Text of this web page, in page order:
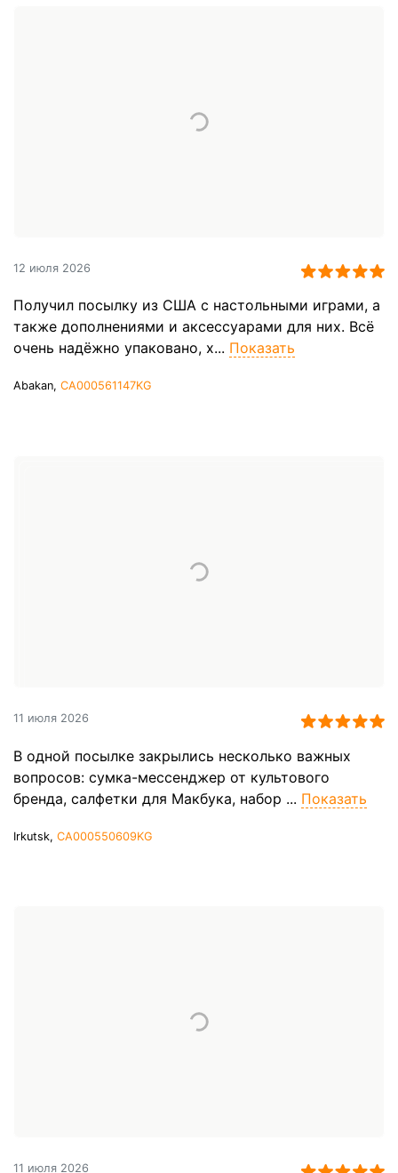
12 июля 2026
Получил посылку из США с настольными играми, а
также дополнениями и аксессуарами для них. Всё
очень надёжно упаковано, х... Показать
Abakan, CA000561147KG
11 июля 2026
В одной посылке закрылись несколько важных
вопросов: сумка-мессенджер от культового
бренда, салфетки для Макбука, набор ... Показать
Irkutsk, CA000550609KG
11 июля 2026